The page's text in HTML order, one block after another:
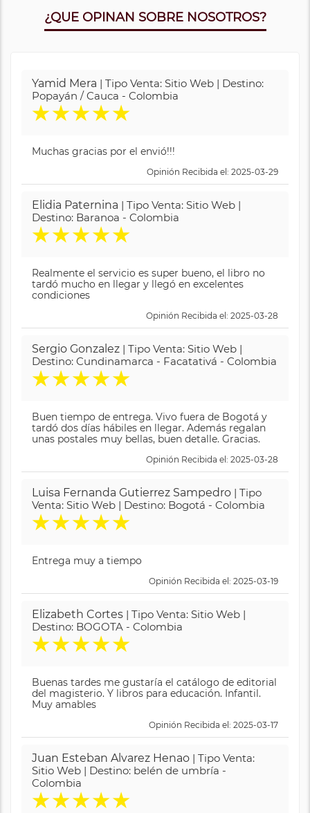
¿QUE OPINAN SOBRE NOSOTROS?
Yamid Mera | Tipo Venta: Sitio Web | Destino:
Popayán / Cauca - Colombia
★★★★★
Muchas gracias por el envió!!!
Opinión Recibida el: 2025-03-29
Elidia Paternina | Tipo Venta: Sitio Web |
Destino: Baranoa - Colombia
★★★★★
Realmente el servicio es super bueno, el libro no
tardó mucho en llegar y llegó en excelentes
condiciones
Opinión Recibida el: 2025-03-28
Sergio Gonzalez | Tipo Venta: Sitio Web |
Destino: Cundinamarca - Facatativá - Colombia
★★★★★
Buen tiempo de entrega. Vivo fuera de Bogotá y
tardó dos días hábiles en llegar. Además regalan
unas postales muy bellas, buen detalle. Gracias.
Opinión Recibida el: 2025-03-28
Luisa Fernanda Gutierrez Sampedro | Tipo
Venta: Sitio Web | Destino: Bogotá - Colombia
★★★★★
Entrega muy a tiempo
Opinión Recibida el: 2025-03-19
Elizabeth Cortes | Tipo Venta: Sitio Web |
Destino: BOGOTA - Colombia
★★★★★
Buenas tardes me gustaría el catálogo de editorial
del magisterio. Y libros para educación. Infantil.
Muy amables
Opinión Recibida el: 2025-03-17
Juan Esteban Alvarez Henao | Tipo Venta:
Sitio Web | Destino: belén de umbría -
Colombia
★★★★★